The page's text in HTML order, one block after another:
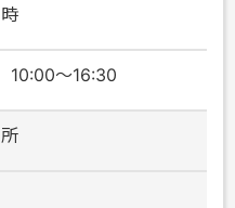
～16:30